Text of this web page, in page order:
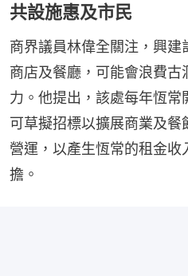
共設施惠及市民
商界議員林偉全關注，興
商店及餐廳，可能會浪費
力。他提出，該處每年恆
可草擬招標以擴展商業及
營運，以產生恆常的租金收
擔。